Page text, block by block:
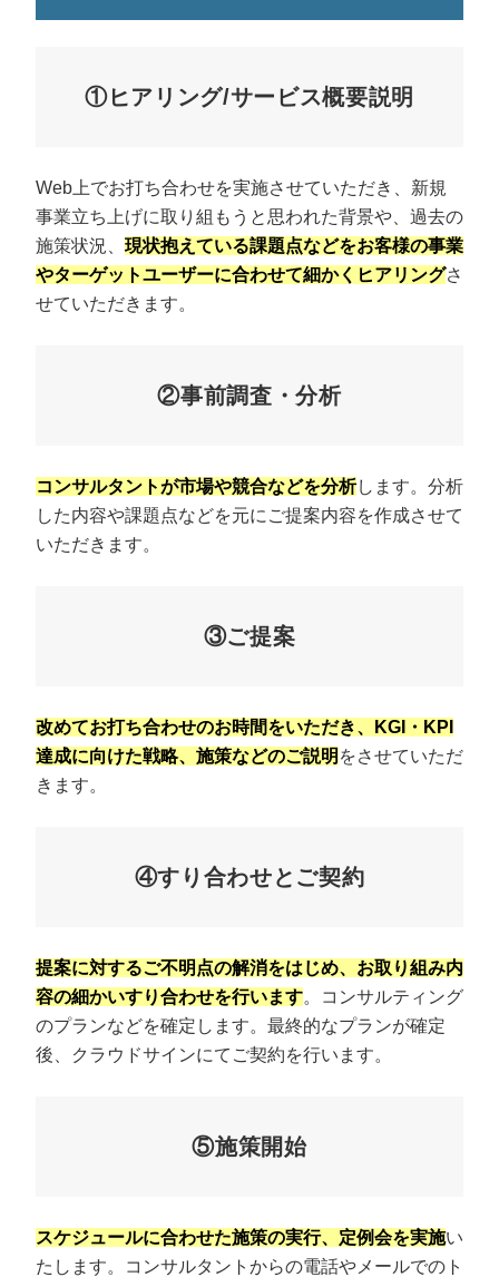
①ヒアリング/サービス概要説明
Web上でお打ち合わせを実施させていただき、新規
事業立ち上げに取り組もうと思われた背景や、過去の
施策状況、 現状抱えている課題点などをお客様の事業
やターゲットユーザーに合わせて細かくヒアリングさ
せていただきます。
②事前調査・分析
コンサルタントが市場や競合などを分析します。分析
した内容や課題点などを元にご提案内容を作成させて
いただきます。
③ご提案
改めてお打ち合わせのお時間をいただき、KGI・KPI
達成に向けた戦略、施策などのご説明 をさせていただ
きます。
④すり合わせとご契約
提案に対するご不明点の解消をはじめ、お取り組み内
容の細かいすり合わせを行います。コンサルティング
のプランなどを確定します。最終的なプランが確定
後、クラウドサインにてご契約を行います。
⑤施策開始
スケジュールに合わせた施策の実行、定例会を実施い
たします。コンサルタントからの電話やメールでのト